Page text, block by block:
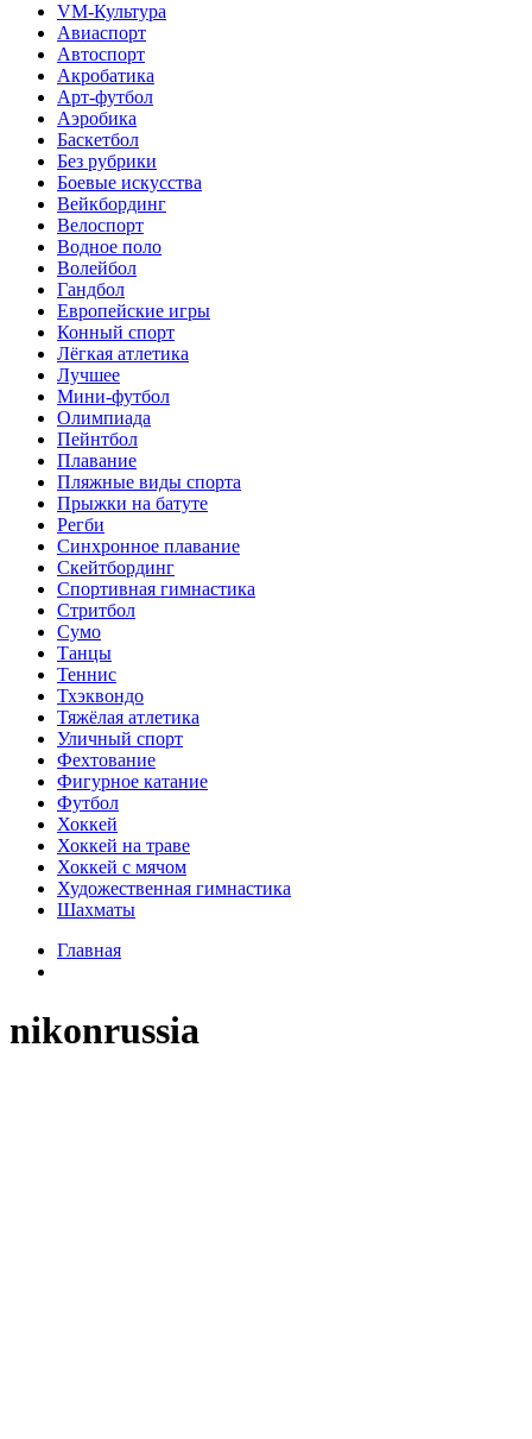
VM-Культура
Авиаспорт
Автоспорт
Акробатика
Арт-футбол
Аэробика
Баскетбол
Без рубрики
Боевые искусства
Вейкбординг
Велоспорт
Водное поло
Волейбол
Гандбол
Европейские игры
Конный спорт
Лёгкая атлетика
Лучшее
Мини-футбол
Олимпиада
Пейнтбол
Плавание
Пляжные виды спорта
Прыжки на батуте
Регби
Синхронное плавание
Скейтбординг
Спортивная гимнастика
Стритбол
Сумо
Танцы
Теннис
Тхэквондо
Тяжёлая атлетика
Уличный спорт
Фехтование
Фигурное катание
Футбол
Хоккей
Хоккей на траве
Хоккей с мячом
Художественная гимнастика
Шахматы
Главная
nikonrussia